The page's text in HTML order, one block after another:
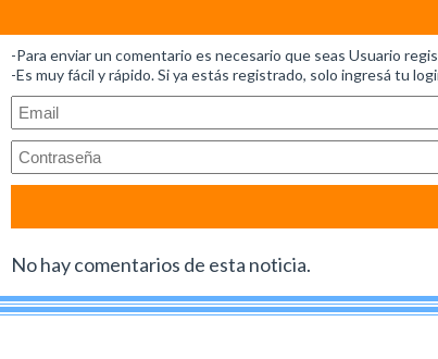
-Para enviar un comentario es necesario que seas Usuario
-Es muy fácil y rápido. Si ya estás registrado, solo ingresá tu
No hay comentarios de esta noticia.